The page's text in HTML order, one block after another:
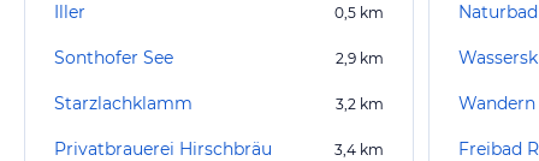
Iller 0,5 km
Sonthofer See 2,9 km
Starzlachklamm 3,2 km
Privatbrauerei Hirschbräu 3,4 km Freibad